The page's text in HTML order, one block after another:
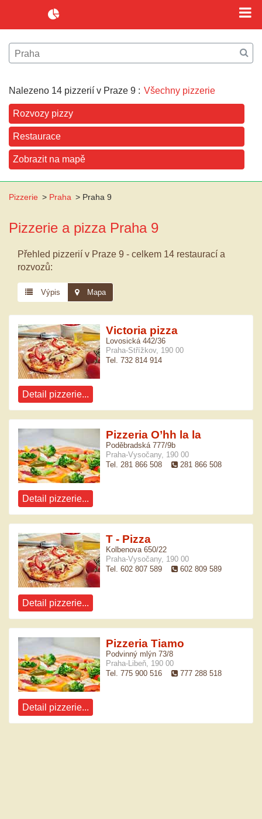
Nalezeno 14 pizzerií v Praze 9 : Všechny pizzerie
Rozvozy pizzy
Restaurace
Zobrazit na mapě
Pizzerie > Praha > Praha 9
Pizzerie a pizza Praha 9
Přehled pizzerií v Praze 9 - celkem 14 restaurací a
rozvozů:
Výpis Mapa
Victoria pizza
Lovosická 442/36
Praha-Střížkov, 190 00
Tel. 732 814 914
Detail pizzerie...
Pizzeria O’hh la la
Poděbradská 777/9b
Praha-Vysočany, 190 00
Tel. 281 866 508
281 866 508
Detail pizzerie...
T - Pizza
Kolbenova 650/22
Praha-Vysočany, 190 00
Tel. 602 807 589
602 809 589
Detail pizzerie...
Pizzeria Tiamo
Podvinný mlýn 73/8
Praha-Libeň, 190 00
Tel. 775 900 516
777 288 518
Detail pizzerie...